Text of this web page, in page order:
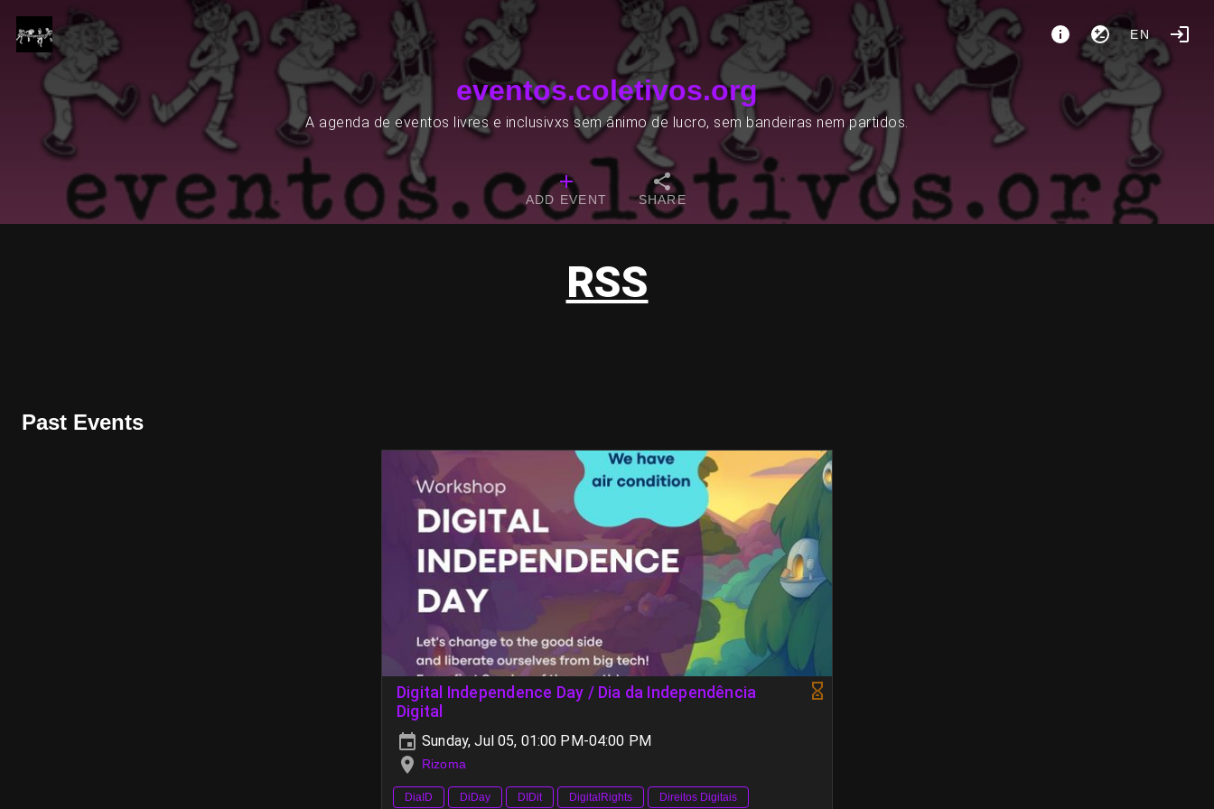
EN
eventos.coletivos.org
A agenda de eventos livres e inclusivxs sem ânimo de lucro, sem bandeiras nem partidos.
ADD EVENT SHARE
RSS
Past Events
Digital Independence Day / Dia da Independência
Digital
Sunday, Jul 05, 01:00 PM-04:00 PM
Rizoma
DiaID DiDay DIDit DigitalRights Direitos Digitais